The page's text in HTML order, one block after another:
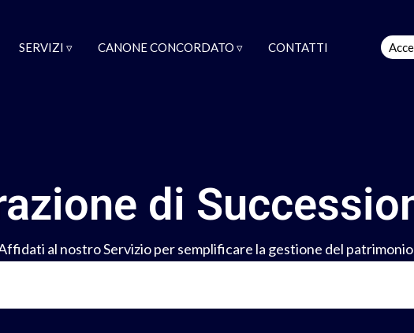
SERVIZI ▿ CANONE CONCORDATO ▿ CONTATTI
di
al nostro Servizio per semplificare la gestione del